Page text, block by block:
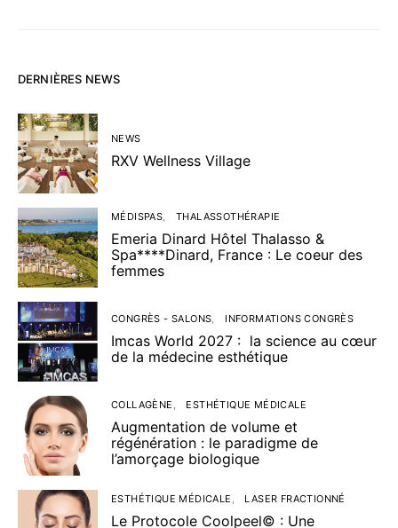
DERNIÈRES NEWS
NEWS
RXV Wellness Village
MÉDISPAS THALASSOTHÉRAPIE
Emeria Dinard Hôtel Thalasso &
Spa****Dinard, France : Le coeur des
femmes
CONGRÈS - SALONS INFORMATIONS CONGRÈS
Imcas World 2027 : la science au cœur
de la médecine esthétique
COLLAGÈNE ESTHÉTIQUE MÉDICALE
Augmentation de volume et
régénération : le paradigme de
l’amorçage biologique
ESTHÉTIQUE MÉDICALE LASER FRACTIONNÉ
Le Protocole Coolpeel© : Une